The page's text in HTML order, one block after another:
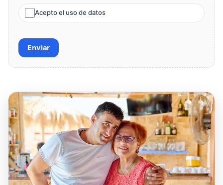
Acepto el uso de datos
Enviar